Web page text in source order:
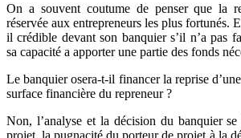
On a souvent coutume de penser que la
réservée aux entrepreneurs les plus fortunés.
il crédible devant son banquier s’il n’a pas
sa capacité a apporter une partie des fonds
Le banquier osera-t-il financer la reprise
surface financière du repreneur ?
Non, l’analyse et la décision du banquier
projet, la pugnacité du porteur de projet à la